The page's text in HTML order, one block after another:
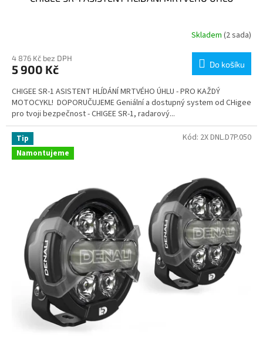
Skladem (2 sada)
4 876 Kč bez DPH
5 900 Kč Do košíku
CHIGEE SR-1 ASISTENT HLÍDÁNÍ MRTVÉHO ÚHLU - PRO KAŽDÝ
MOTOCYKL! DOPORUČUJEME Geniální a dostupný system od CHigee
pro tvoji bezpečnost - CHIGEE SR-1, radarový...
Tip
Namontujeme
Kód: 2X DNL.D7P.050